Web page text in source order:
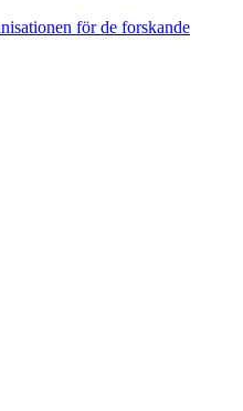
för de forskande